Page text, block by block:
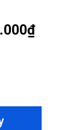
₫
- Giải